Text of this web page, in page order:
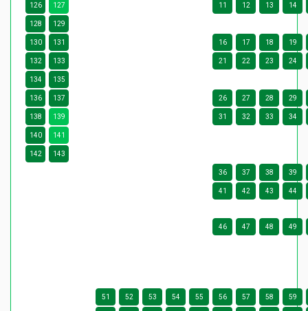
126 127 11 12 13 14
128 129
130 131 16 17 18 19
132 133 21 22 23 24
134 135
136 137 26 27 28 29
138 139 31 32 33 34
140 141
142 143
36 37 38 39
41 42 43 44
46 47 48 49
51 52 53 54 55 56 57 58 59